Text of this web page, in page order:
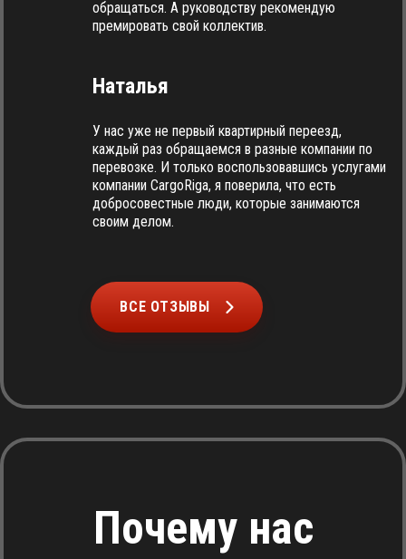
обращаться. А руководству рекомендую
премировать свой коллектив.
Наталья
У нас уже не первый квартирный переезд,
каждый раз обращаемся в разные компании по
перевозке. И только воспользовавшись услугами
компании CargoRiga, я поверила, что есть
добросовестные люди, которые занимаются
своим делом.
ВСЕ ОТЗЫВЫ
Почему нас